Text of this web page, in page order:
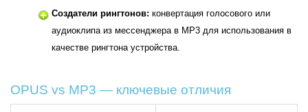
Создатели рингтонов: конвертация голосового или
аудиоклипа из мессенджера в MP3 для использования в
качестве рингтона устройства.
OPUS vs MP3 — ключевые отличия